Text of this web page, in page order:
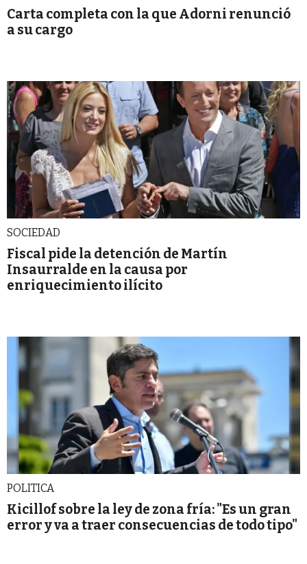
Carta completa con la que Adorni renunció
a su cargo
SOCIEDAD
Fiscal pide la detención de Martín
Insaurralde en la causa por
enriquecimiento ilícito
POLITICA
Kicillof sobre la ley de zona fría: "Es un gran
error y va a traer consecuencias de todo tipo"